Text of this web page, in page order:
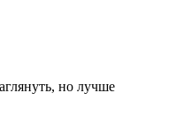
но лучше